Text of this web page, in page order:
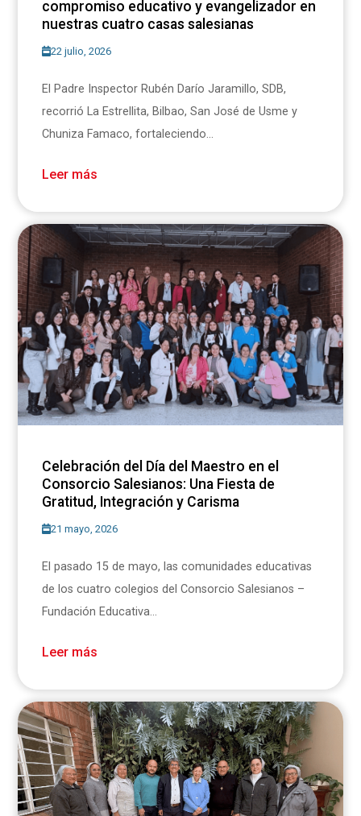
compromiso educativo y evangelizador en
nuestras cuatro casas salesianas
22 julio, 2026
El Padre Inspector Rubén Darío Jaramillo, SDB,
recorrió La Estrellita, Bilbao, San José de Usme y
Chuniza Famaco, fortaleciendo...
Leer más
Celebración del Día del Maestro en el
Consorcio Salesianos: Una Fiesta de
Gratitud, Integración y Carisma
21 mayo, 2026
El pasado 15 de mayo, las comunidades educativas
de los cuatro colegios del Consorcio Salesianos –
Fundación Educativa...
Leer más